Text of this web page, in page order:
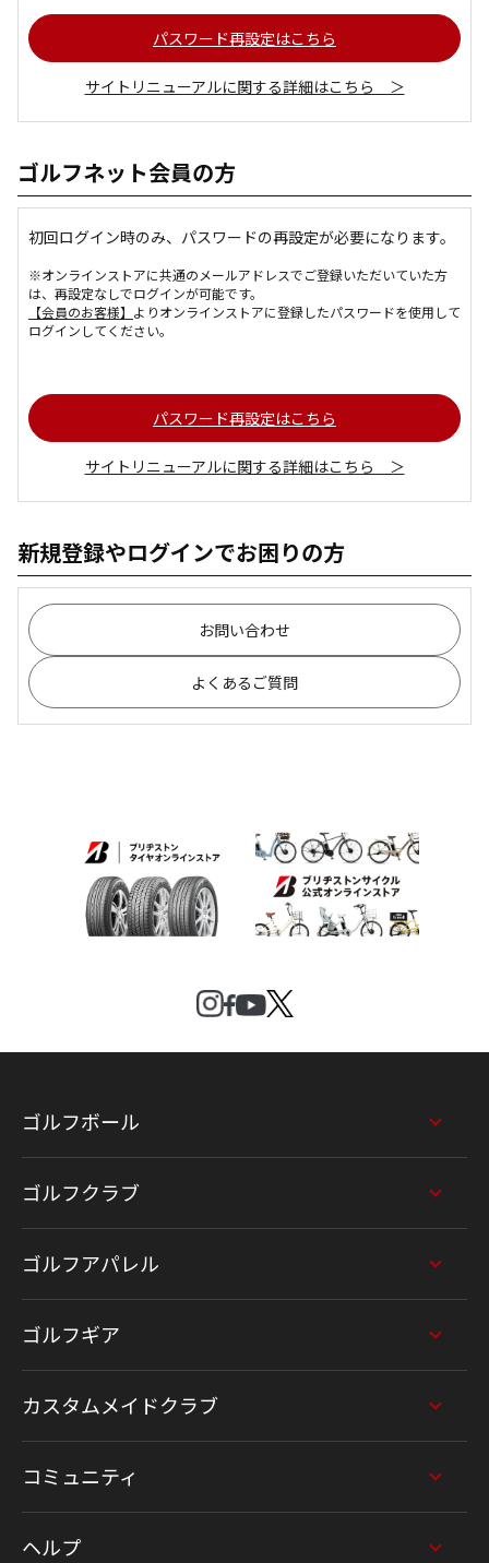
パスワード再設定はこちら
サイトリニューアルに関する詳細はこちら ＞
ゴルフネット会員の方
初回ログイン時のみ、パスワードの再設定が必要になります。
※オンラインストアに共通のメールアドレスでご登録いただいていた方
は、再設定なしでログインが可能です。
【会員のお客様】 よりオンラインストアに登録したパスワードを使用して
ログインしてください。
パスワード再設定はこちら
サイトリニューアルに関する詳細はこちら ＞
新規登録やログインでお困りの方
お問い合わせ
よくあるご質問
ゴルフボール
ゴルフクラブ
ゴルフアパレル
ゴルフギア
カスタムメイドクラブ
コミュニティ
ヘルプ